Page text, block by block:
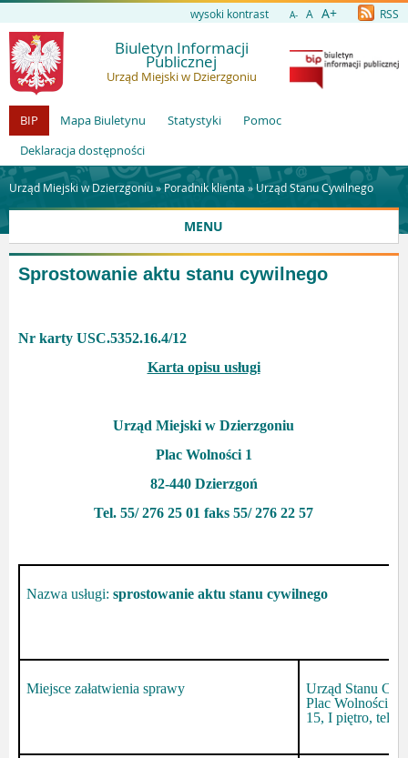
wysoki kontrast A- A A+ RSS
Biuletyn Informacji
Publicznej
Urząd Miejski w Dzierzgoniu
BIP Mapa Biuletynu Statystyki
Pomoc
Deklaracja dostępności
Urząd Miejski w Dzierzgoniu » Poradnik klienta » Urząd Stanu Cywilnego
MENU
Sprostowanie aktu stanu cywilnego
Nr karty USC.5352.16.4/12
Karta opisu usługi
Urząd Miejski w Dzierzgoniu
Plac Wolności 1
82-440 Dzierzgoń
Tel. 55/ 276 25 01 faks 55/ 276 22 57
Nazwa usługi: sprostowanie aktu stanu cywilnego
Miejsce załatwienia sprawy
Urząd Stanu
Plac Wolności
15, I piętro,